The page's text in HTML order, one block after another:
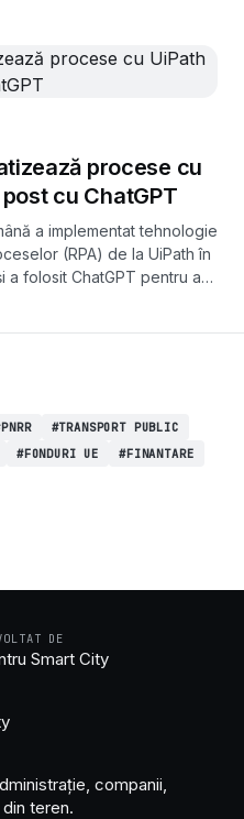
procese cu
cu ChatGPT
a implementat tehnologie
(RPA) de la UiPath în
folosit ChatGPT pentru a
#TRANSPORT PUBLIC
#FONDURI UE #FINANTARE
DE
Smart City
companii,
teren.